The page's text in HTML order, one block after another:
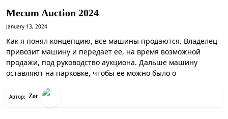
Mecum Auction 2024
January 13, 2024
Как я понял концепцию, все машины продаются. Владелец
привозит машину и передает ее, на время возможной
продажи, под руководство аукциона. Дальше машину
оставляют на парковке, чтобы ее можно было о
Автор: Zot